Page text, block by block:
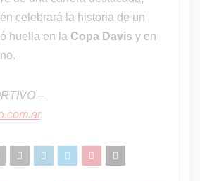
celebrará la historia de un
huella en la Copa Davis y en
–